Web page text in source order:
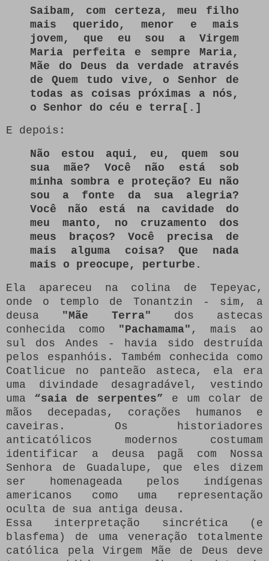
Saibam, com certeza, meu filho
mais querido, menor e mais
jovem, que eu sou a Virgem
Maria perfeita e sempre Maria,
Mãe do Deus da verdade através
de Quem tudo vive, o Senhor de
todas as coisas próximas a nós,
o Senhor do céu e terra[.]
E depois:
Não estou aqui, eu, quem sou
sua mãe?
Você não está sob
minha sombra e proteção?
Eu não
sou a fonte da sua alegria?
Você não está na cavidade do
meu manto, no cruzamento dos
meus braços?
Você precisa de
mais alguma coisa?
Que nada
mais o preocupe, perturbe.
Ela apareceu na colina de Tepeyac,
onde o templo de Tonantzin - sim, a
deusa "Mãe Terra" dos astecas
conhecida como
"Pachamama" , mais ao
sul dos Andes - havia sido destruída
pelos espanhóis.
Também conhecida como
Coatlicue no panteão asteca, ela era
uma divindade desagradável, vestindo
uma “saia de serpentes” e um colar de
mãos decepadas, corações humanos e
caveiras.
Os historiadores
anticatólicos modernos costumam
identificar a deusa pagã com Nossa
Senhora de Guadalupe, que eles dizem
ser homenageada pelos indígenas
americanos como uma representação
oculta de sua antiga deusa.
Essa interpretação sincrética (e
blasfema) de uma veneração totalmente
católica pela Virgem Mãe de Deus deve